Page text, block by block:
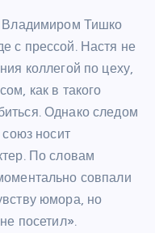
Владимиром Тишко
с прессой. Настя не
коллегой по цеху,
как в такого
Однако следом
носит
По словам
совпали
юмора, но
посетил».